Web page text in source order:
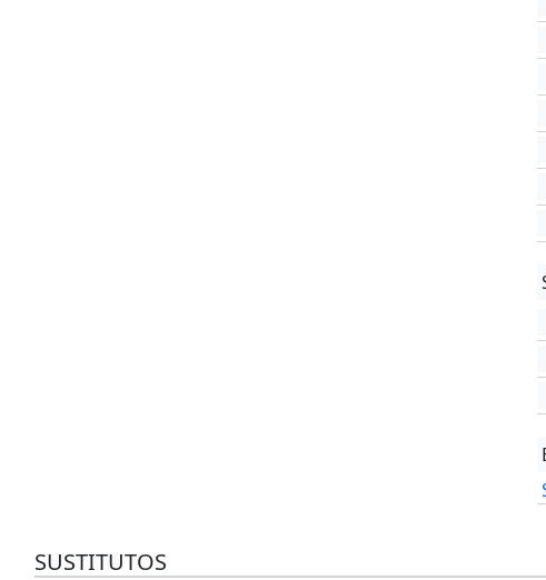
SUSTITUTOS